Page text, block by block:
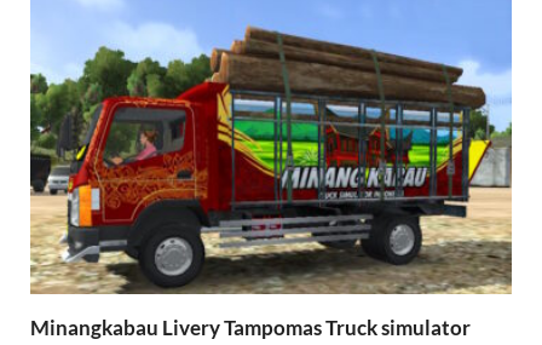
Minangkabau Livery Tampomas Truck simulator